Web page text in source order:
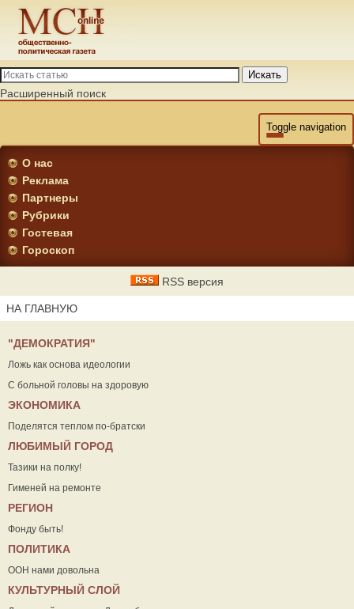
Искать
Расширенный поиск
Toggle navigation
О нас
Реклама
Партнеры
Рубрики
Гостевая
Гороскоп
RSS версия
НА ГЛАВНУЮ
"ДЕМОКРАТИЯ"
Ложь как основа идеологии
С больной головы на здоровую
ЭКОНОМИКА
Поделятся теплом по-братски
ЛЮБИМЫЙ ГОРОД
Тазики на полку!
Гименей на ремонте
РЕГИОН
Фонду быть!
ПОЛИТИКА
ООН нами довольна
КУЛЬТУРНЫЙ СЛОЙ